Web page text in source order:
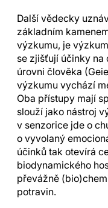
Další vědecky
základním
výzkumu, je
se zjišťují účinky na
úrovni člověka
výzkumu vychází
Oba přístupy mají
slouží jako nástroj
v senzorice jde o
o vyvolaný
účinků tak otevírá
biodynamického
převážně
potravin.